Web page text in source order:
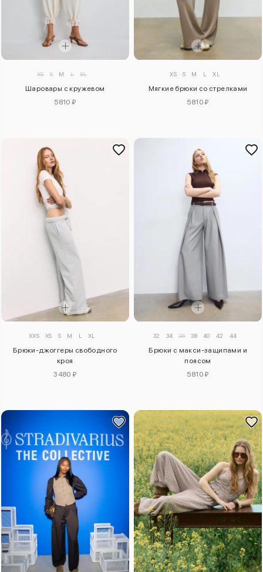
XS S M L XL
Шаровары с кружевом
5810 ₽
XS S M L XL
Мягкие брюки со стрелками
5810 ₽
XXS XS S M L XL
Брюки-джоггеры свободного
кроя
3480 ₽
32 34 36 38 40 42 44
Брюки с макси-защипами и
поясом
5810 ₽